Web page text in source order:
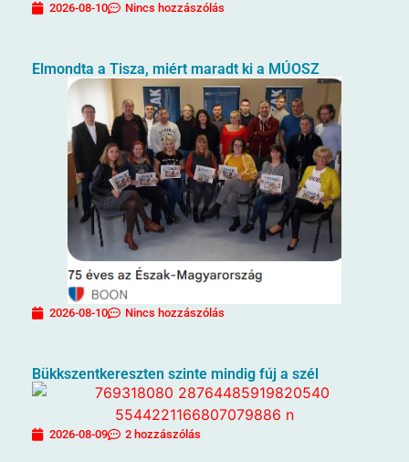
2026-08-10 Nincs hozzászólás
Elmondta a Tisza, miért maradt ki a MÚOSZ
2026-08-10 Nincs hozzászólás
Bükkszentkereszten szinte mindig fúj a szél
2026-08-09 2 hozzászólás